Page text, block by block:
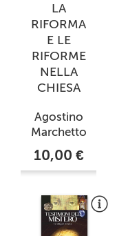
LA
RIFORMA
E LE
RIFORME
NELLA
CHIESA
Agostino
Marchetto
10,00 €